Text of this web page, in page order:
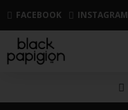
FACEBOOK INSTAGRAM